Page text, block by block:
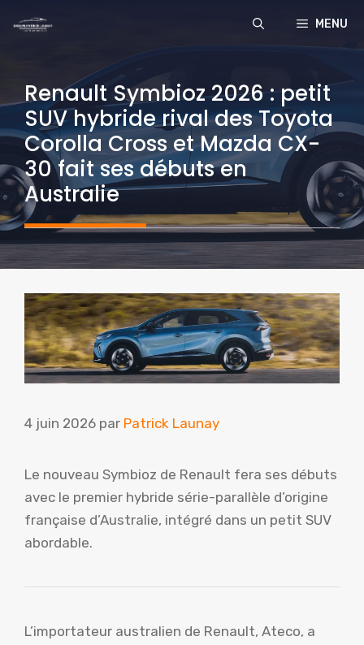
MENU
Renault Symbioz 2026 : petit
SUV hybride rival des Toyota
Corolla Cross et Mazda CX-
30 fait ses débuts en
Australie
4 juin 2026 par Patrick Launay
Le nouveau Symbioz de Renault fera ses débuts
avec le premier hybride série-parallèle d’origine
française d’Australie, intégré dans un petit SUV
abordable.
L’importateur australien de Renault, Ateco, a